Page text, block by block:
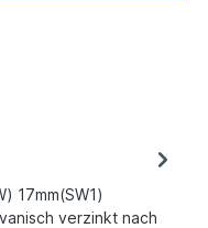
17mm(SW1)
verzinkt nach